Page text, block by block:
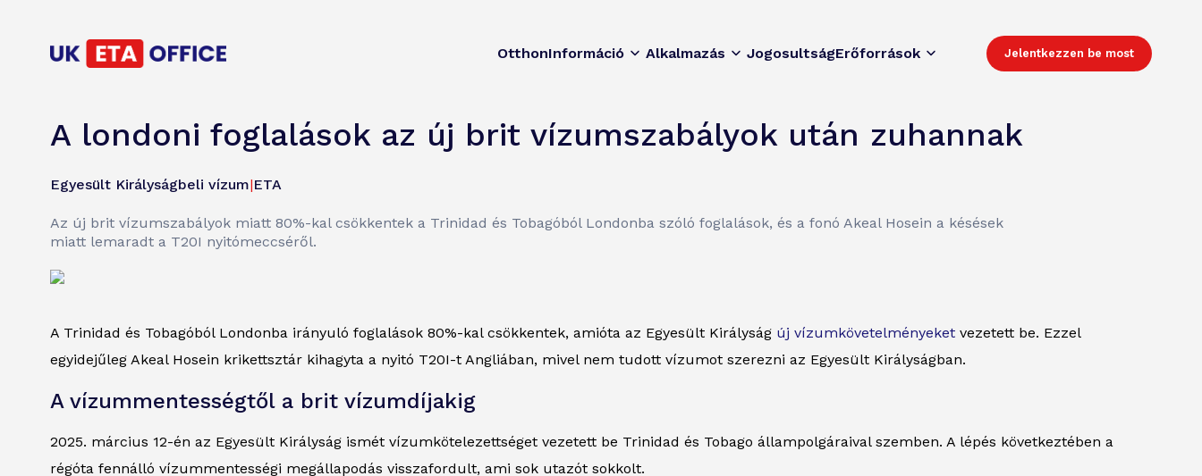
OtthonInformáció Alkalmazás JogosultságErőforrások Jelentkezzen be most
A londoni foglalások az új brit vízumszabályok után zuhannak
Egyesült Királyságbeli vízum|ETA
Az új brit vízumszabályok miatt 80%-kal csökkentek a Trinidad és Tobagóból Londonba szóló foglalások, és a fonó Akeal Hosein a késések
miatt lemaradt a T20I nyitómeccséről.
A Trinidad és Tobagóból Londonba irányuló foglalások 80%-kal csökkentek, amióta az Egyesült Királyság új vízumkövetelményeket vezetett be. Ezzel
egyidejűleg Akeal Hosein krikettsztár kihagyta a nyitó T20I-t Angliában, mivel nem tudott vízumot szerezni az Egyesült Királyságban.
A vízummentességtől a brit vízumdíjakig
2025. március 12-én az Egyesült Királyság ismét vízumkötelezettséget vezetett be Trinidad és Tobago állampolgáraival szemben. A lépés következtében a
régóta fennálló vízummentességi megállapodás visszafordult, ami sok utazót sokkolt.